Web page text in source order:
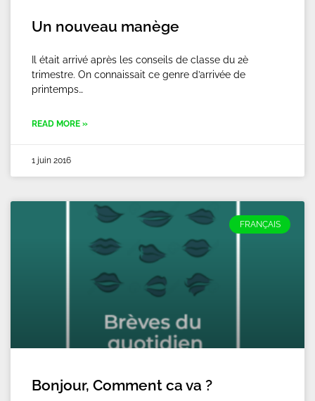
Un nouveau manège
Il était arrivé après les conseils de classe du 2è
trimestre. On connaissait ce genre d’arrivée de
printemps…
READ MORE »
1 juin 2016
FRANÇAIS
Bonjour, Comment ca va ?